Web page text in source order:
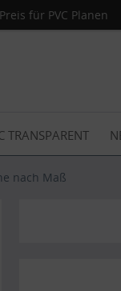
für PVC Planen
TRANSPARENT
nach Maß